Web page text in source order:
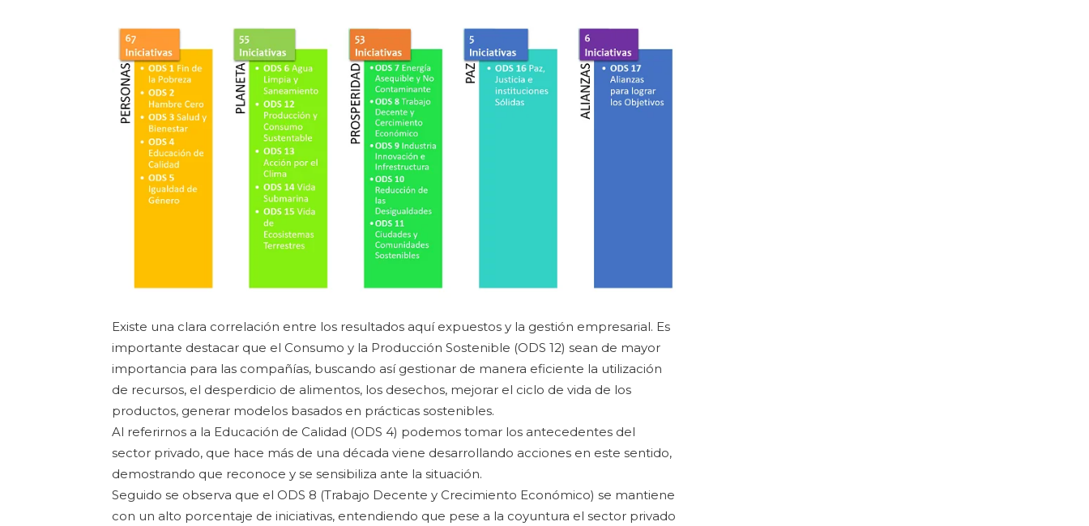
Existe una clara correlación entre los resultados aquí expuestos y la gestión empresarial. Es
importante destacar que el Consumo y la Producción Sostenible (ODS 12) sean de mayor
importancia para las compañías, buscando así gestionar de manera eficiente la utilización
de recursos, el desperdicio de alimentos, los desechos, mejorar el ciclo de vida de los
productos, generar modelos basados en prácticas sostenibles.
Al referirnos a la Educación de Calidad (ODS 4) podemos tomar los antecedentes del
sector privado, que hace más de una década viene desarrollando acciones en este sentido,
demostrando que reconoce y se sensibiliza ante la situación.
Seguido se observa que el ODS 8 (Trabajo Decente y Crecimiento Económico) se mantiene
con un alto porcentaje de iniciativas, entendiendo que pese a la coyuntura el sector privado